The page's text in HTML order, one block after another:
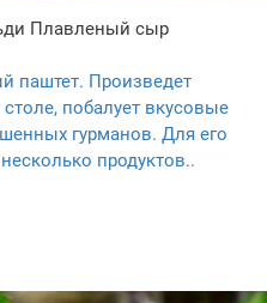
Плавленый сыр
паштет. Произведет
побалует вкусовые
гурманов. Для его
продуктов..